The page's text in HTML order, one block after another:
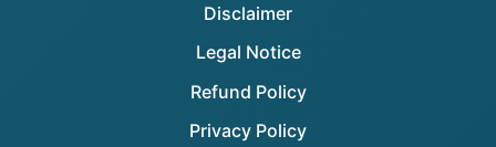
Disclaimer
Legal Notice
Refund Policy
Privacy Policy